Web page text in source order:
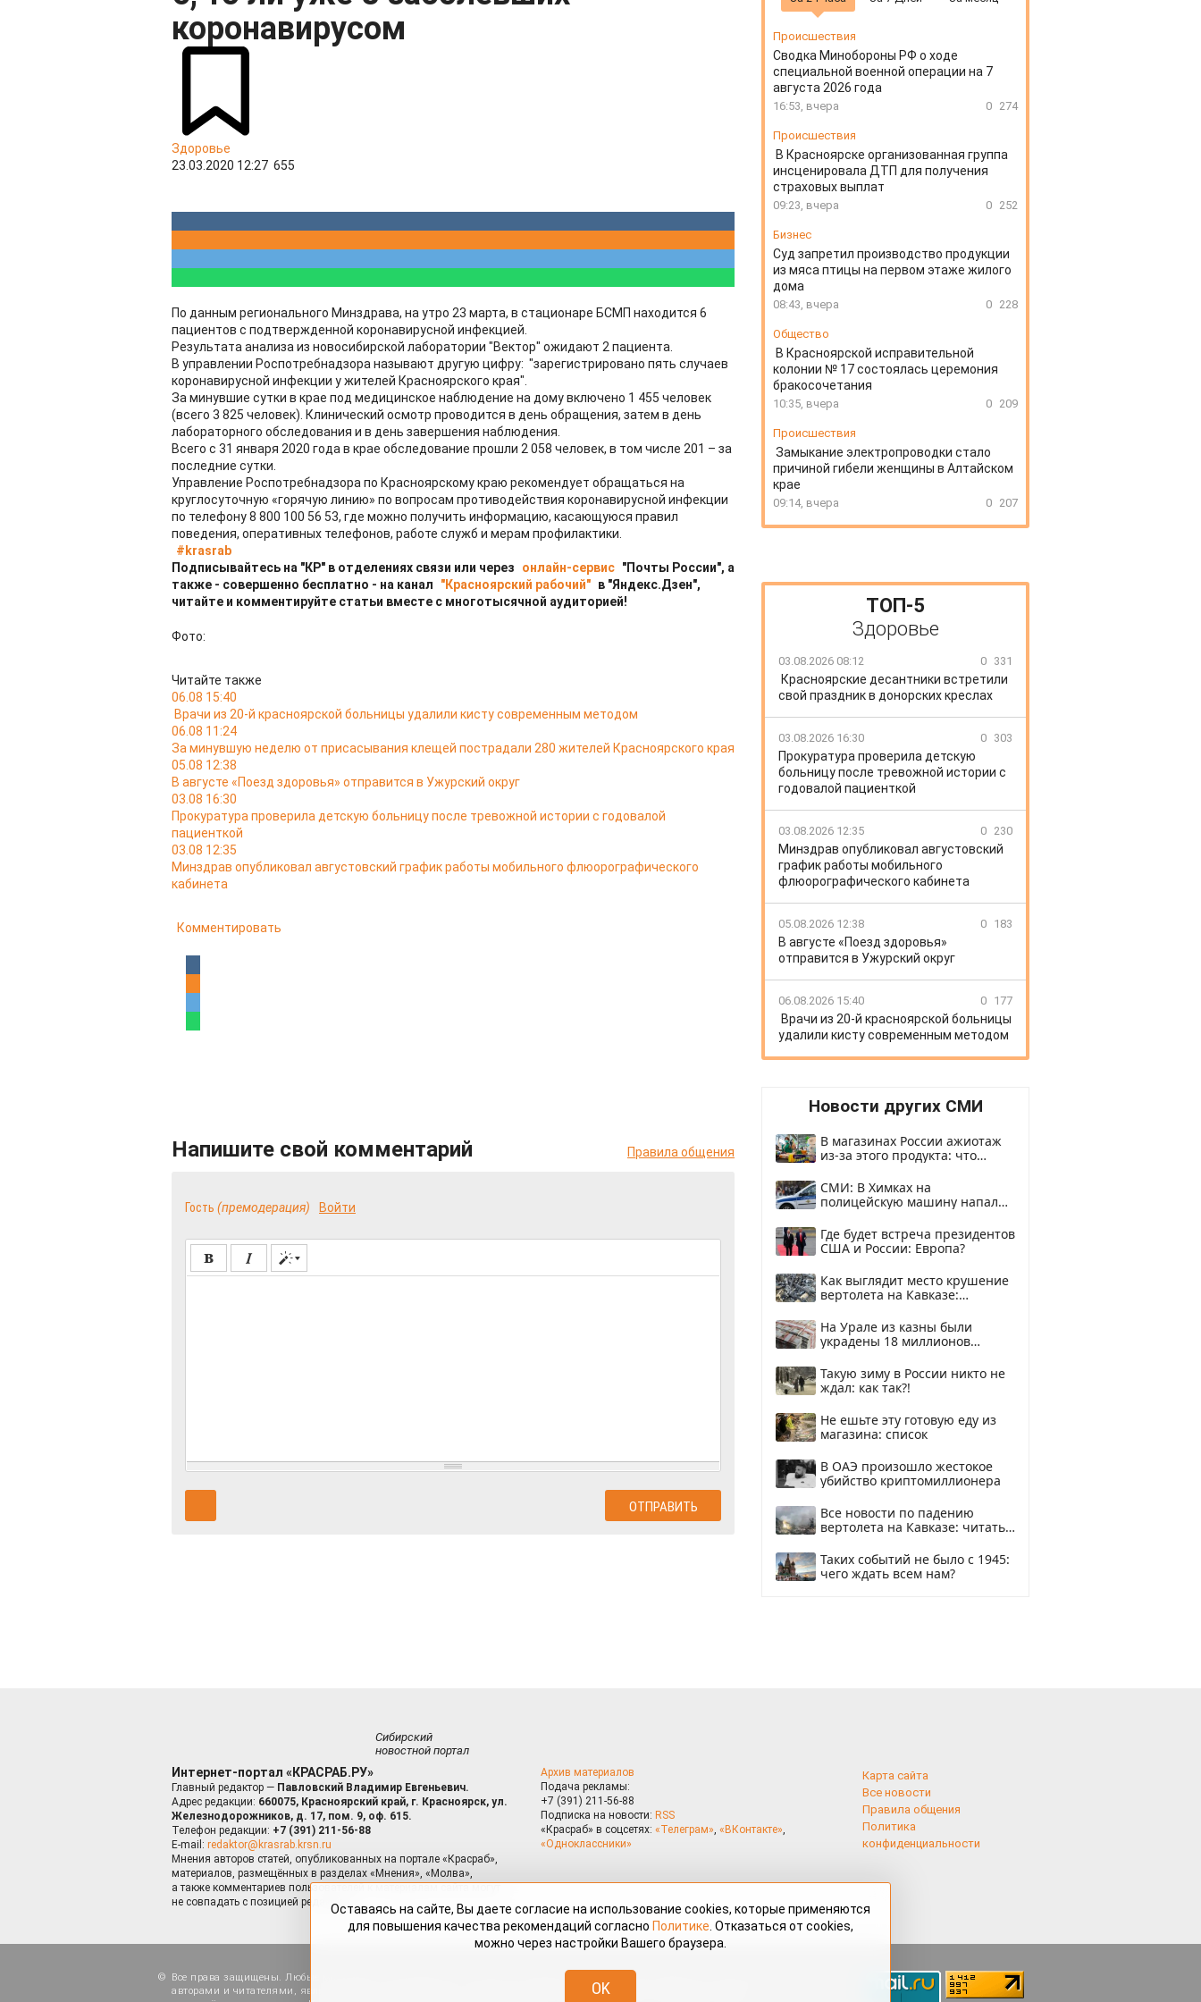
коронавирусом
Здоровье
23.03.2020 12:27 655
По данным регионального Минздрава, на утро 23 марта, в стационаре БСМП находится 6
пациентов с подтвержденной коронавирусной инфекцией.
Результата анализа из новосибирской лаборатории "Вектор" ожидают 2 пациента.
В управлении Роспотребнадзора называют другую цифру: "зарегистрировано пять случаев
коронавирусной инфекции у жителей Красноярского края".
За минувшие сутки в крае под медицинское наблюдение на дому включено 1 455 человек
(всего 3 825 человек). Клинический осмотр проводится в день обращения, затем в день
лабораторного обследования и в день завершения наблюдения.
Всего с 31 января 2020 года в крае обследование прошли 2 058 человек, в том числе 201 – за
последние сутки.
Управление Роспотребнадзора по Красноярскому краю рекомендует обращаться на
круглосуточную «горячую линию» по вопросам противодействия коронавирусной инфекции
по телефону 8 800 100 56 53, где можно получить информацию, касающуюся правил
поведения, оперативных телефонов, работе служб и мерам профилактики.
#krasrab
Подписывайтесь на "КР" в отделениях связи или через
онлайн-сервис "Почты России", а
также - совершенно бесплатно - на канал
"Красноярский рабочий" в "Яндекс.Дзен",
читайте и комментируйте статьи вместе с многотысячной аудиторией!
Фото:
Читайте также
06.08 15:40
Врачи из 20-й красноярской больницы удалили кисту современным методом
06.08 11:24
За минувшую неделю от присасывания клещей пострадали 280 жителей Красноярского края
05.08 12:38
В августе «Поезд здоровья» отправится в Ужурский округ
03.08 16:30
Прокуратура проверила детскую больницу после тревожной истории с годовалой
пациенткой
03.08 12:35
Минздрав опубликовал августовский график работы мобильного флюорографического
кабинета
Комментировать
Напишите свой комментарий Правила общения
Гость (премодерация) Войти
Происшествия
Сводка Минобороны РФ о ходе
специальной военной операции на 7
августа 2026 года
16:53, вчера 0 274
Происшествия
В Красноярске организованная группа
инсценировала ДТП для получения
страховых выплат
09:23, вчера 0 252
Бизнес
Суд запретил производство продукции
из мяса птицы на первом этаже жилого
дома
08:43, вчера 0 228
Общество
В Красноярской исправительной
колонии № 17 состоялась церемония
бракосочетания
10:35, вчера 0 209
Происшествия
Замыкание электропроводки стало
причиной гибели женщины в Алтайском
крае
09:14, вчера 0 207
ТОП-5
Здоровье
03.08.2026 08:12 0 331
Красноярские десантники встретили
свой праздник в донорских креслах
03.08.2026 16:30 0 303
Прокуратура проверила детскую
больницу после тревожной истории с
годовалой пациенткой
03.08.2026 12:35 0 230
Минздрав опубликовал августовский
график работы мобильного
флюорографического кабинета
05.08.2026 12:38 0 183
В августе «Поезд здоровья»
отправится в Ужурский округ
06.08.2026 15:40 0 177
Врачи из 20-й красноярской больницы
удалили кисту современным методом
Новости других СМИ
В магазинах России ажиотаж
из-за этого продукта: что
СМИ: В Химках на
полицейскую машину напали
Где будет встреча президентов
США и России: Европа?
Как выглядит место крушение
вертолета на Кавказе:
На Урале из казны были
украдены 18 миллионов
Такую зиму в России никто не
ждал: как так?!
Не ешьте эту готовую еду из
магазина: список
В ОАЭ произошло жестокое
убийство криптомиллионера
Все новости по падению
вертолета на Кавказе: читать
Таких событий не было с 1945:
чего ждать всем нам?
Сибирский
новостной портал
Интернет-портал «КРАСРАБ.РУ»
Главный редактор — Павловский Владимир Евгеньевич.
Адрес редакции: 660075, Красноярский край, г. Красноярск, ул.
Железнодорожников, д. 17, пом. 9, оф. 615.
Телефон редакции: +7 (391) 211-56-88
E-mail: redaktor@krasrab.krsn.ru
Мнения авторов статей, опубликованных на портале «Красраб»,
материалов, размещённых в разделах «Мнения», «Молва»,
а также комментариев пользователей к материалам сайта могут
не совпадать с позицией редакции.
Архив материалов
Подача рекламы:
+7 (391) 211-56-88
Подписка на новости: RSS
«Красраб» в соцсетях: «Телеграм», «ВКонтакте»,
«Одноклассники»
Карта сайта
Все новости
Правила общения
Политика
конфиденциальности
Все права защищены. Любые материалы, размещённые на портале «Красраб.ру» сотрудниками редакции, нештатными
авторами и читателями, являются объектами авторского права. Полное или частичное использование материалов,
Оставаясь на сайте, Вы даете согласие на использование cookies, которые применяются
для повышения качества рекомендаций согласно Политике . Отказаться от cookies,
можно через настройки Вашего браузера.
OK